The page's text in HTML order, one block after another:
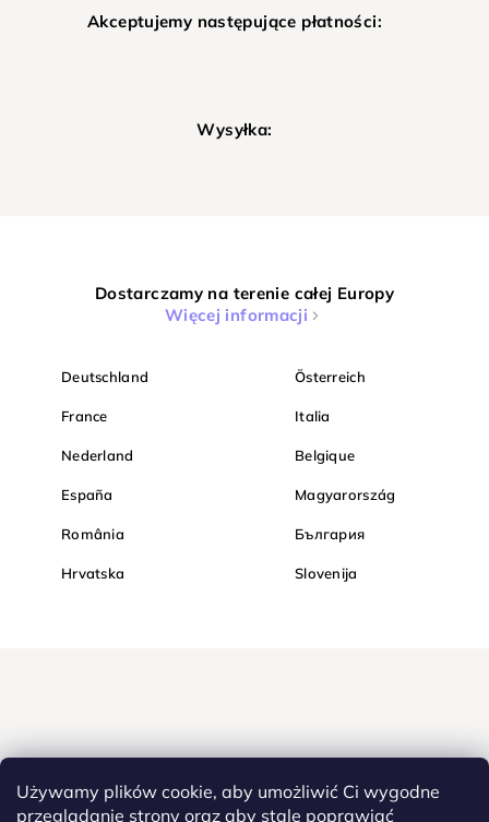
Używamy plików cookie, aby umożliwić Ci wygodne
przeglądanie strony oraz aby stale poprawiać
Akceptujemy następujące płatności:
Wysyłka:
Dostarczamy na terenie całej Europy
Więcej informacji
Deutschland Österreich
France Italia
Nederland Belgique
España Magyarország
România България
Hrvatska Slovenija